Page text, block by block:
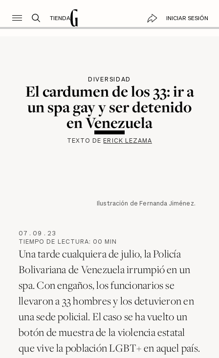
TIENDA INICIAR SESIÓN
DIVERSIDAD
El cardumen de los 33: ir a
un spa gay y ser detenido
en Venezuela
TEXTO DEERICK LEZAMA
Ilustración de Fernanda Jiménez.
07 . 09 . 23
TIEMPO DE LECTURA: 00 MIN
Una tarde cualquiera de julio, la Policía
Bolivariana de Venezuela irrumpió en un
spa. Con engaños, los funcionarios se
llevaron a 33 hombres y los detuvieron en
una sede policial. El caso se ha vuelto un
botón de muestra de la violencia estatal
que vive la población LGBT+ en aquel país.